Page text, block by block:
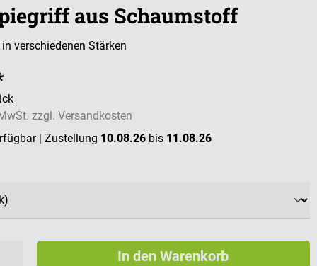
aus Schaumstoff
verschiedenen Stärken
zzgl. Versandkosten
| Zustellung 10.08.26 bis 11.08.26
In den Warenkorb